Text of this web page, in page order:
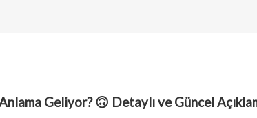
Geliyor? 🙃 Detaylı ve Güncel